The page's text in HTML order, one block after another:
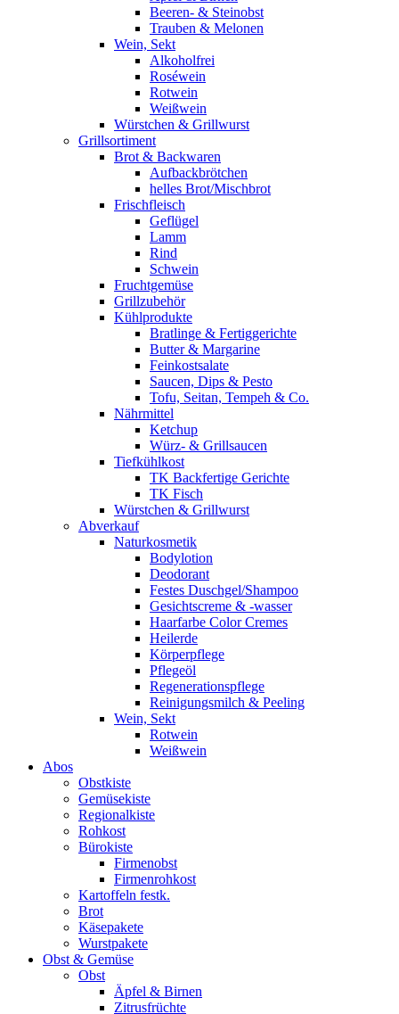
Beeren- & Steinobst
Trauben & Melonen
Wein, Sekt
Alkoholfrei
Roséwein
Rotwein
Weißwein
Würstchen & Grillwurst
Grillsortiment
Brot & Backwaren
Aufbackbrötchen
helles Brot/Mischbrot
Frischfleisch
Geflügel
Lamm
Rind
Schwein
Fruchtgemüse
Grillzubehör
Kühlprodukte
Bratlinge & Fertiggerichte
Butter & Margarine
Feinkostsalate
Saucen, Dips & Pesto
Tofu, Seitan, Tempeh & Co.
Nährmittel
Ketchup
Würz- & Grillsaucen
Tiefkühlkost
TK Backfertige Gerichte
TK Fisch
Würstchen & Grillwurst
Abverkauf
Naturkosmetik
Bodylotion
Deodorant
Festes Duschgel/Shampoo
Gesichtscreme & -wasser
Haarfarbe Color Cremes
Heilerde
Körperpflege
Pflegeöl
Regenerationspflege
Reinigungsmilch & Peeling
Wein, Sekt
Rotwein
Weißwein
Abos
Obstkiste
Gemüsekiste
Regionalkiste
Rohkost
Bürokiste
Firmenobst
Firmenrohkost
Kartoffeln festk.
Brot
Käsepakete
Wurstpakete
Obst & Gemüse
Obst
Äpfel & Birnen
Zitrusfrüchte